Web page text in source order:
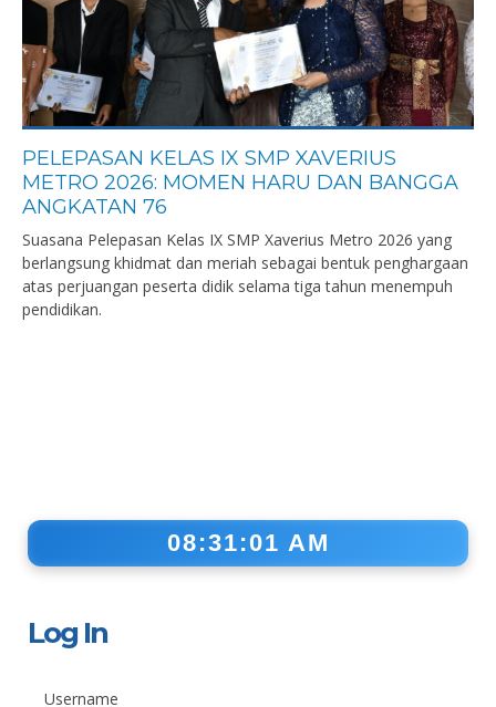
PELEPASAN KELAS IX SMP XAVERIUS
METRO 2026: MOMEN HARU DAN BANGGA
ANGKATAN 76
Suasana Pelepasan Kelas IX SMP Xaverius Metro 2026 yang
berlangsung khidmat dan meriah sebagai bentuk penghargaan
atas perjuangan peserta didik selama tiga tahun menempuh
pendidikan.
08:31:01 AM
Log In
Username